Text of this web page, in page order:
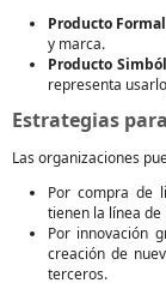
Producto
y marca.
Producto
representa
Estrategias
Las organizaciones
Por compra de
tienen la línea
Por innovación
creación de
terceros.